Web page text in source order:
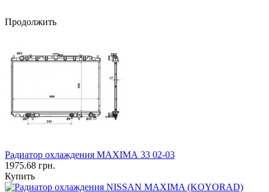
Продолжить
Радиатор охлаждения MAXIMA 33 02-03
1975.68 грн.
Купить